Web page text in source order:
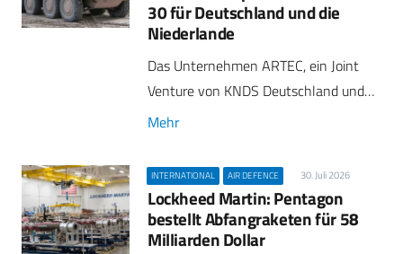
30 für Deutschland und die
Niederlande
Das Unternehmen ARTEC, ein Joint
Venture von KNDS Deutschland und…
Mehr
INTERNATIONAL AIR DEFENCE 30. Juli 2026
Lockheed Martin: Pentagon
bestellt Abfangraketen für 58
Milliarden Dollar